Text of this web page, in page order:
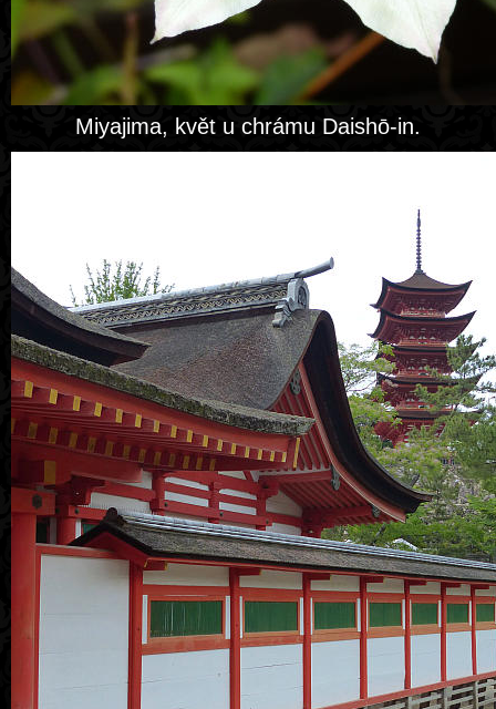
Miyajima, květ u chrámu Daishō-in.